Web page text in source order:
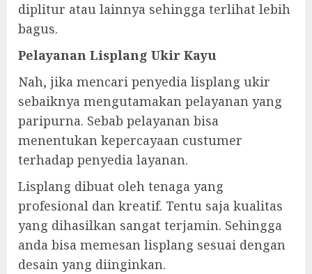
diplitur atau lainnya sehingga terlihat lebih
bagus.
Pelayanan Lisplang Ukir Kayu
Nah, jika mencari penyedia lisplang ukir
sebaiknya mengutamakan pelayanan yang
paripurna. Sebab pelayanan bisa
menentukan kepercayaan custumer
terhadap penyedia layanan.
Lisplang dibuat oleh tenaga yang
profesional dan kreatif. Tentu saja kualitas
yang dihasilkan sangat terjamin. Sehingga
anda bisa memesan lisplang sesuai dengan
desain yang diinginkan.